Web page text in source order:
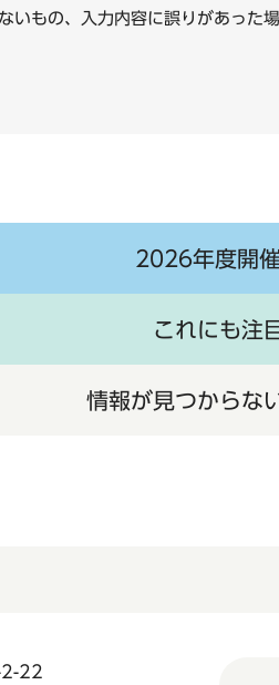
いもの、入力内容に誤りがあっ
2026年度開
これにも注
情報が見つからな
2-22